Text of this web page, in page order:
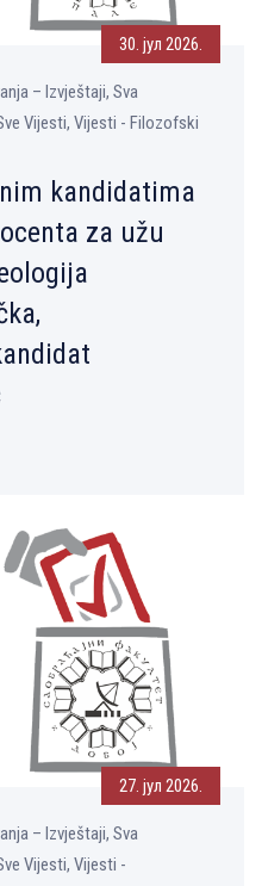
30. јул 2026.
– Izvještaji, Sva
Vijesti, Vijesti - Filozofski
kandidatima
za užu
27. јул 2026.
– Izvještaji, Sva
Vijesti, Vijesti -